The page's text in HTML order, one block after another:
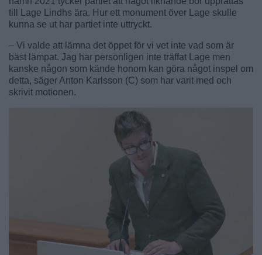
till Lage Lindhs ära. Hur ett monument över Lage skulle
kunna se ut har partiet inte uttryckt.
– Vi valde att lämna det öppet för vi vet inte vad som är
bäst lämpat. Jag har personligen inte träffat Lage men
kanske någon som kände honom kan göra något inspel om
detta, säger Anton Karlsson (C) som har varit med och
skrivit motionen.